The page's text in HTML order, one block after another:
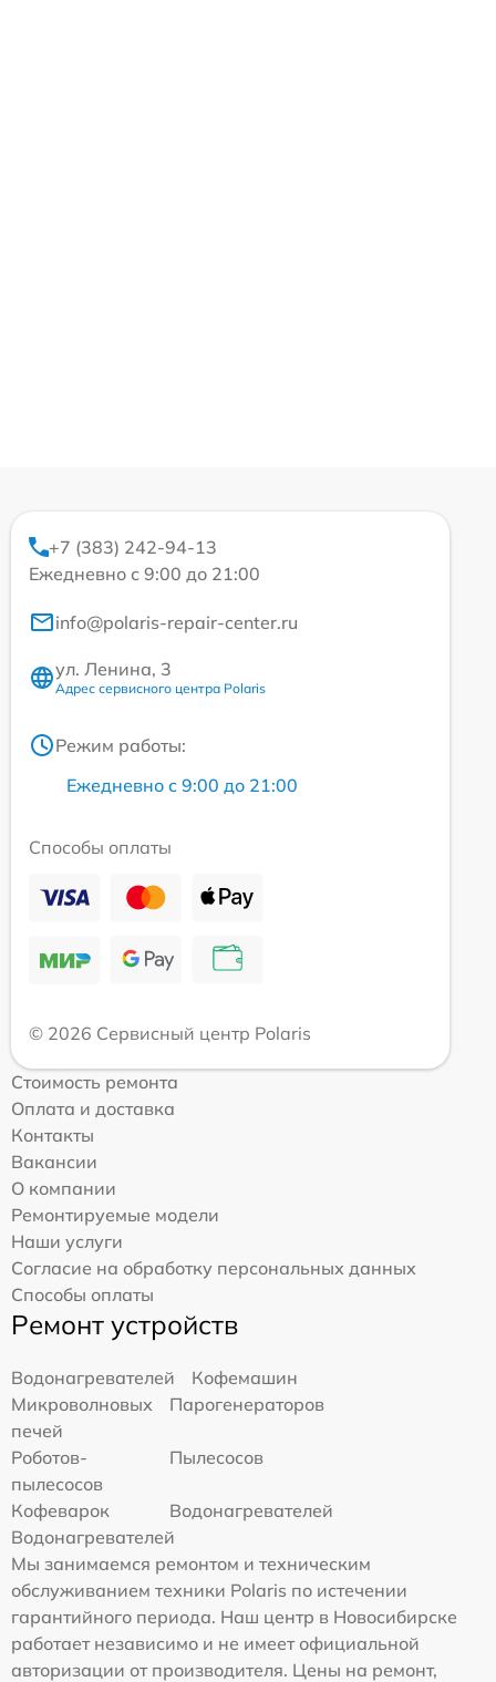
+7 (383) 242-94-13
Ежедневно с 9:00 до 21:00
info@polaris-repair-center.ru
ул. Ленина, 3
Адрес сервисного центра Polaris
Режим работы:
Ежедневно с 9:00 до 21:00
Способы оплаты
© 2026 Сервисный центр Polaris
Стоимость ремонта
Оплата и доставка
Контакты
Вакансии
О компании
Ремонтируемые модели
Наши услуги
Согласие на обработку персональных данных
Способы оплаты
Ремонт устройств
Водонагревателей
Кофемашин
Микроволновых
печей
Парогенераторов
Роботов-
пылесосов
Пылесосов
Кофеварок
Водонагревателей
Водонагревателей
Мы занимаемся ремонтом и техническим
обслуживанием техники Polaris по истечении
гарантийного периода. Наш центр в Новосибирске
работает независимо и не имеет официальной
авторизации от производителя. Цены на ремонт,